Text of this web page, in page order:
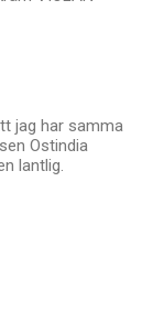
jag har samma
Ostindia
lantlig.